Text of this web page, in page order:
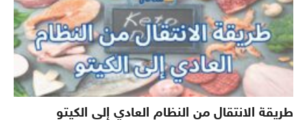
طريقة الانتقال من النظام العادي إلى الكيتو